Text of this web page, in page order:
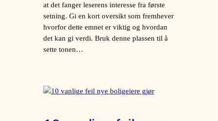
at det fanger leserens interesse fra første
setning. Gi en kort oversikt som fremhever
hvorfor dette emnet er viktig og hvordan
det kan gi verdi. Bruk denne plassen til å
sette tonen…